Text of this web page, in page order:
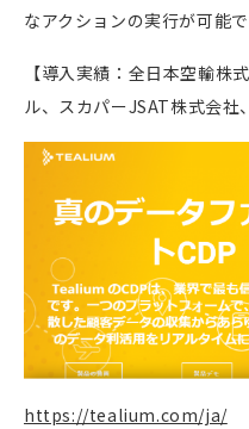
なアクションの実行が可能で
【導入実績：全日本空輸株
ル、スカパーJSAT株式会
https://tealium.com/ja/